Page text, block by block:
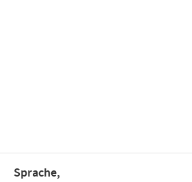
Sprache,